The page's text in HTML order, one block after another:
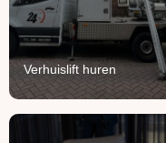
Verhuislift huren
verhuisliften.
Lees Meer